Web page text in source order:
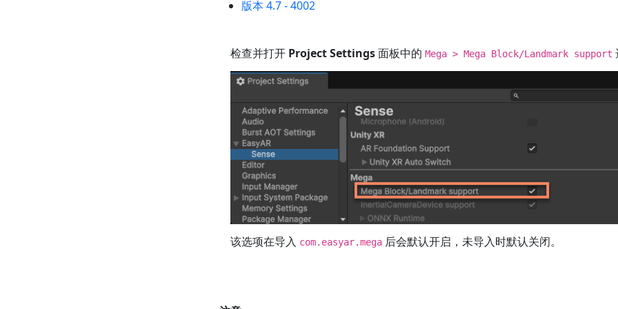
版本 4.7 - 4002
检查并打开 Project Settings面板中的 Mega > Mega Block/Landmark support
该选项在导入 com.easyar.mega后会默认开启，未导入时默认关闭。